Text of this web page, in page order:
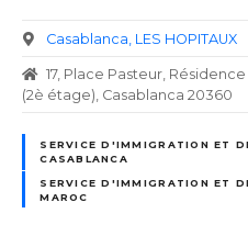
Casablanca LES HOPITAUX
17, Place Pasteur,
(2è étage), Casablanca 20360
SERVICE D'IMMIGRATION ET
CASABLANCA
SERVICE D'IMMIGRATION ET
MAROC